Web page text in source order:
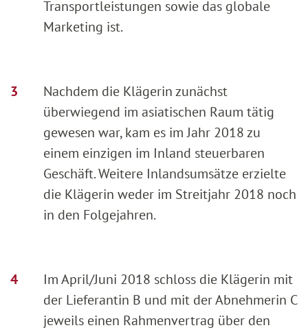
Transportleistungen sowie das globale
Marketing ist.
Nachdem die Klägerin zunächst
überwiegend im asiatischen Raum tätig
gewesen war, kam es im Jahr 2018 zu
einem einzigen im Inland steuerbaren
Geschäft. Weitere Inlandsumsätze erzielte
die Klägerin weder im Streitjahr 2018 noch
in den Folgejahren.
Im April/Juni 2018 schloss die Klägerin mit
der Lieferantin B und mit der Abnehmerin C
jeweils einen Rahmenvertrag über den